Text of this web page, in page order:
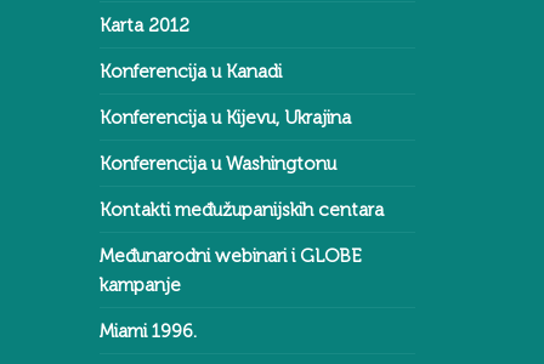
Karta 2012
Konferencija u Kanadi
Konferencija u Kijevu, Ukrajina
Konferencija u Washingtonu
Kontakti međužupanijskih centara
Međunarodni webinari i GLOBE
kampanje
Miami 1996.